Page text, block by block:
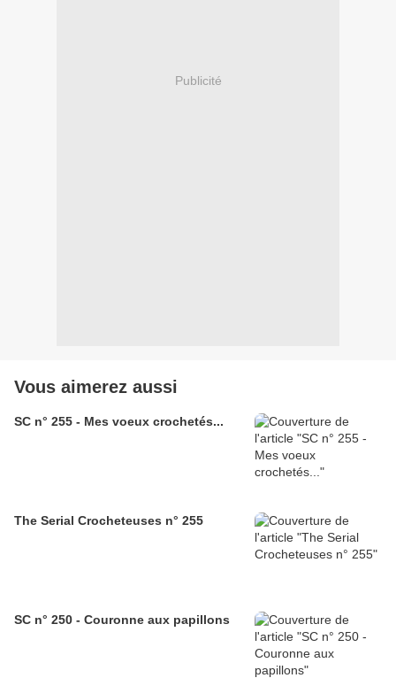
Publicité
Vous aimerez aussi
SC n° 255 - Mes voeux crochetés...
The Serial Crocheteuses n° 255
SC n° 250 - Couronne aux papillons